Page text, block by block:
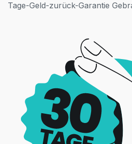
Tage-Geld-zurück-Garantie